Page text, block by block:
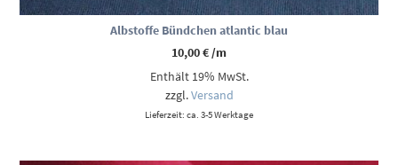
Albstoffe Bündchen atlantic blau
10,00€/m
Enthält 19% MwSt.
zzgl.Versand
Lieferzeit: ca. 3-5 Werktage